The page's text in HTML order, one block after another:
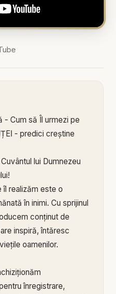
- Cum să Îl urmezi pe
- predici creștine
lui Dumnezeu
realizăm este o
în inimi. Cu sprijinul
conținut de
inspiră, întăresc
oamenilor.
înregistrare,